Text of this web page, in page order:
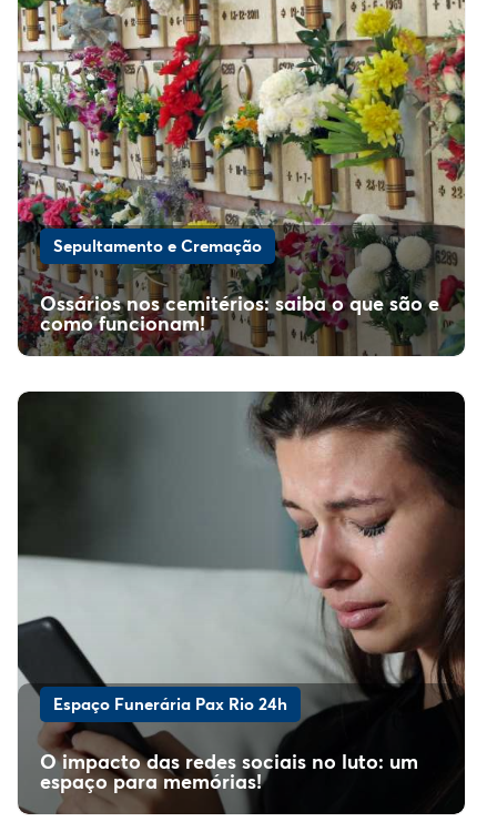
Sepultamento e Cremação
Ossários nos cemitérios: saiba o que são e
como funcionam!
Espaço Funerária Pax Rio 24h
O impacto das redes sociais no luto: um
espaço para memórias!